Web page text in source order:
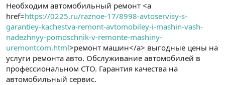
Необходим автомобильный ремонт <a
href=https://0225.ru/raznoe-17/8998-avtoservisy-s-
garantiey-kachestva-remont-avtomobiley-i-mashin-vash-
nadezhnyy-pomoschnik-v-remonte-mashiny-
uremontcom.html>ремонт машин</a> выгодные цены на
услуги ремонта авто. Обслуживание автомобилей в
профессиональном СТО. Гарантия качества на
автомобильный сервис.